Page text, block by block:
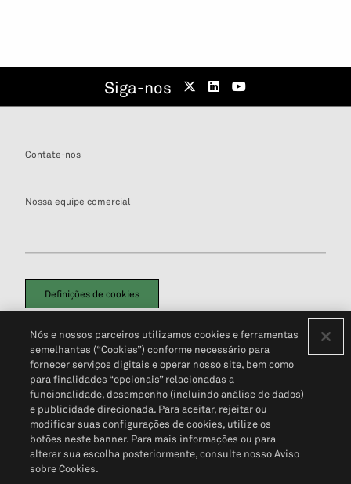
Siga-nos
Contate-nos
Nossa equipe comercial
Definições de cookies
Política de PrivacidadePortal de privacidade do cliente (em inglês)
Não Venda Minhas Informações Pessoais© 2026 S&P Global
Nós e nossos parceiros utilizamos cookies e ferramentas
semelhantes (“Cookies”) conforme necessário para
fornecer serviços digitais e operar nosso site, bem como
para finalidades “opcionais” relacionadas a
funcionalidade, desempenho (incluindo análise de dados)
e publicidade direcionada. Para aceitar, rejeitar ou
modificar suas configurações de cookies, utilize os
botões neste banner. Para mais informações ou para
alterar sua escolha posteriormente, consulte nosso Aviso
sobre Cookies.